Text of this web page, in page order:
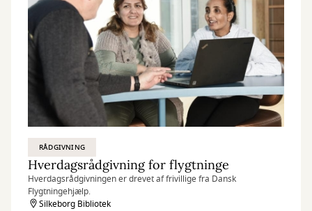
RÅDGIVNING
Hverdagsrådgivning for flygtninge
Hverdagsrådgivningen er drevet af frivillige fra Dansk
Flygtningehjælp.
Silkeborg Bibliotek